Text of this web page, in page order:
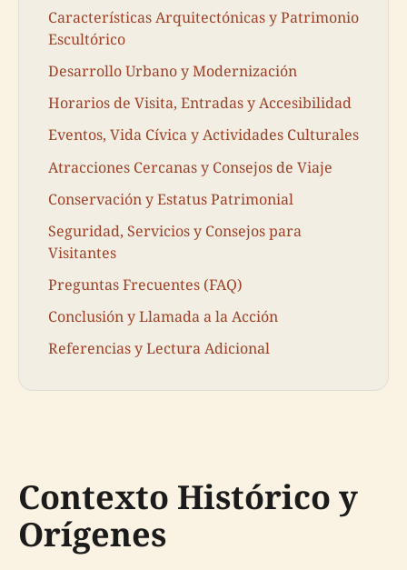
Características Arquitectónicas y Patrimonio
Escultórico
Desarrollo Urbano y Modernización
Horarios de Visita, Entradas y Accesibilidad
Eventos, Vida Cívica y Actividades Culturales
Atracciones Cercanas y Consejos de Viaje
Conservación y Estatus Patrimonial
Seguridad, Servicios y Consejos para
Visitantes
Preguntas Frecuentes (FAQ)
Conclusión y Llamada a la Acción
Referencias y Lectura Adicional
Contexto Histórico y
Orígenes